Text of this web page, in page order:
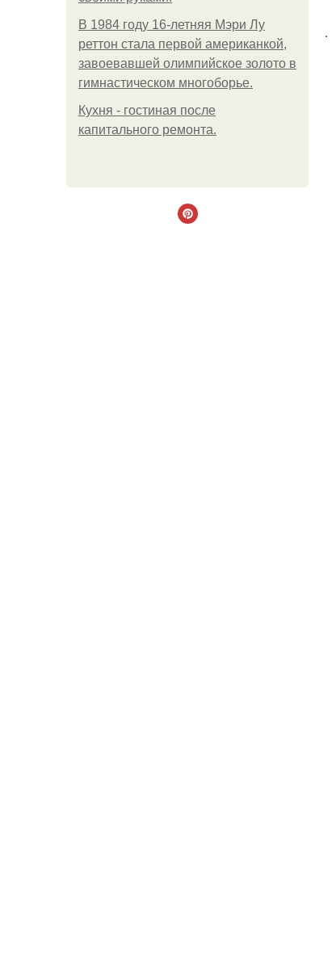
В 1984 году 16-летняя Мэри Лу
реттон стала первой американкой,
завоевавшей олимпийское золото в
гимнастическом многоборье.
Кухня - гостиная после
капитального ремонта.
.